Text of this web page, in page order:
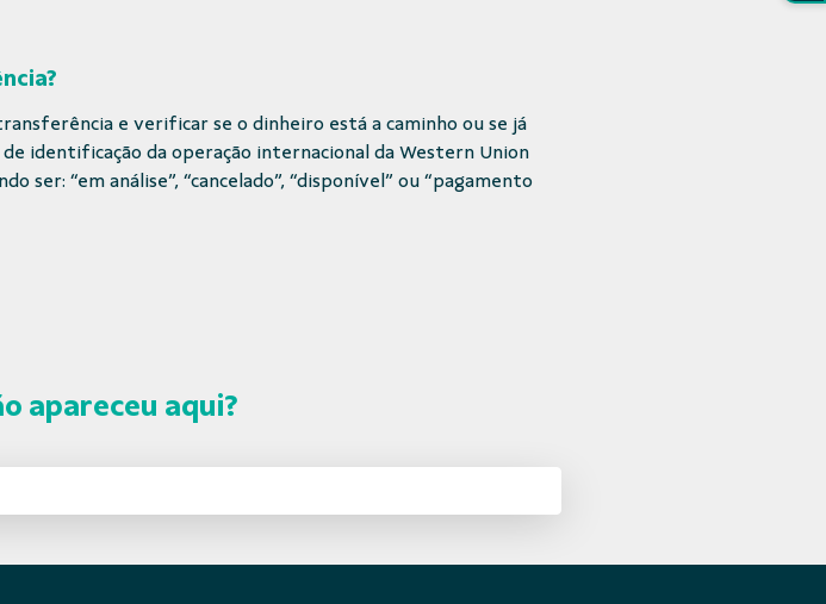
e verificar se o dinheiro está a caminho ou se já
identificação da operação internacional da Western Union
ser: “em análise”, “cancelado”, “disponível” ou “pagamento
apareceu aqui?